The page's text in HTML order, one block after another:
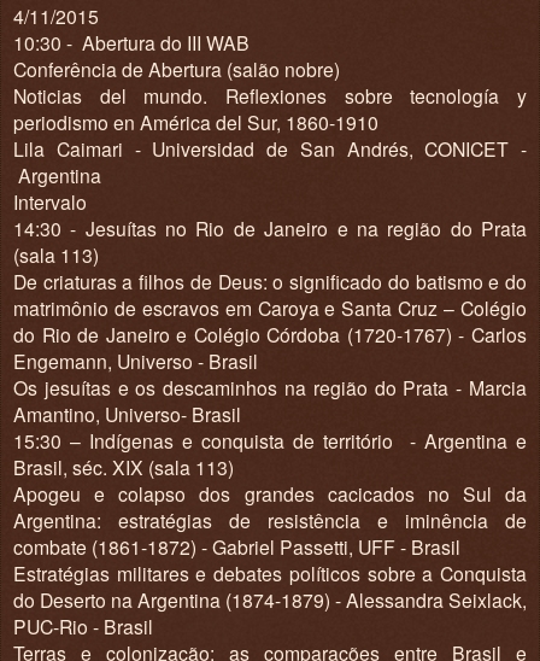
4/11/2015
10:30 - Abertura do III WAB
Conferência de Abertura (salão nobre)
Noticias del mundo. Reflexiones sobre tecnología y
periodismo en América del Sur, 1860-1910
Lila Caimari - Universidad de San Andrés, CONICET -
Argentina
Intervalo
14:30 - Jesuítas no Rio de Janeiro e na região do Prata
(sala 113)
De criaturas a filhos de Deus: o significado do batismo e do
matrimônio de escravos em Caroya e Santa Cruz – Colégio
do Rio de Janeiro e Colégio Córdoba (1720-1767) - Carlos
Engemann, Universo - Brasil
Os jesuítas e os descaminhos na região do Prata - Marcia
Amantino, Universo- Brasil
15:30 – Indígenas e conquista de território - Argentina e
Brasil, séc. XIX (sala 113)
Apogeu e colapso dos grandes cacicados no Sul da
Argentina: estratégias de resistência e iminência de
combate (1861-1872) - Gabriel Passetti, UFF - Brasil
Estratégias militares e debates políticos sobre a Conquista
do Deserto na Argentina (1874-1879) - Alessandra Seixlack,
PUC-Rio - Brasil
Terras e colonização: as comparações entre Brasil e